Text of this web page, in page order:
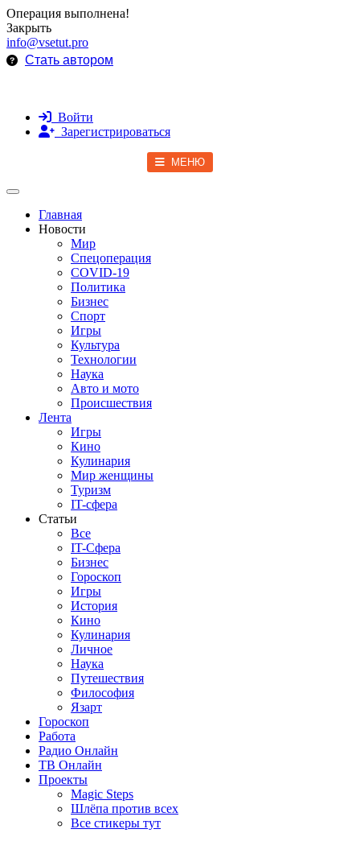
Операция выполнена!
Закрыть
info@vsetut.pro
Стать автором
Войти
Зарегистрироваться
МЕНЮ
Toggle navigation
Главная
Новости
Мир
Спецоперация
COVID-19
Политика
Бизнес
Спорт
Игры
Культура
Технологии
Наука
Авто и мото
Происшествия
Лента
Игры
Кино
Кулинария
Мир женщины
Туризм
IT-сфера
Статьи
Все
IT-Сфера
Бизнес
Гороскоп
Игры
История
Кино
Кулинария
Личное
Наука
Путешествия
Философия
Язарт
Гороскоп
Работа
Радио Онлайн
ТВ Онлайн
Проекты
Magic Steps
Шлёпа против всех
Все стикеры тут